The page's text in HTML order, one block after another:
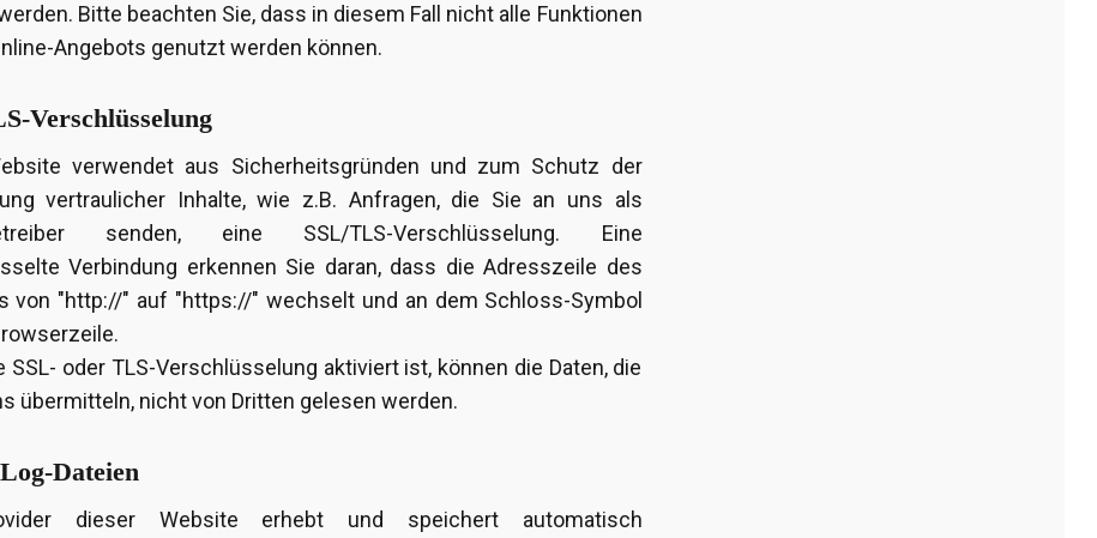
Bitte beachten Sie, dass in diesem Fall nicht alle Funktionen
Angebots genutzt werden können.
Verschlüsselung
verwendet aus Sicherheitsgründen und zum Schutz der
vertraulicher Inhalte, wie z.B. Anfragen, die Sie an uns als
senden, eine SSL/TLS-Verschlüsselung. Eine
Verbindung erkennen Sie daran, dass die Adresszeile des
von "http://" auf "https://" wechselt und an dem Schloss-Symbol
SSL- oder TLS-Verschlüsselung aktiviert ist, können die Daten, die
übermitteln, nicht von Dritten gelesen werden.
Dateien
dieser Website erhebt und speichert automatisch